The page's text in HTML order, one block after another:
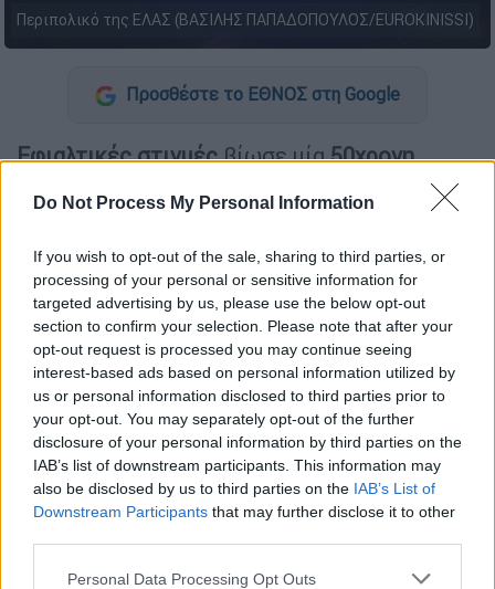
Do Not Process My Personal Information
If you wish to opt-out of the sale, sharing to third parties, or
processing of your personal or sensitive information for
targeted advertising by us, please use the below opt-out
section to confirm your selection. Please note that after your
opt-out request is processed you may continue seeing
interest-based ads based on personal information utilized by
us or personal information disclosed to third parties prior to
your opt-out. You may separately opt-out of the further
disclosure of your personal information by third parties on the
IAB’s list of downstream participants. This information may
also be disclosed by us to third parties on the IAB’s List of
Downstream Participants that may further disclose it to other
Please note that this website/app uses one or more Google
Personal Data Processing Opt Outs
Περιπολικό της ΕΛΑΣ (ΒΑΣΙΛΗΣ ΠΑΠΑΔΟΠΟΥΛΟΣ/EUROKINISSI)
Προσθέστε το ΕΘΝΟΣ στη Google
Εφιαλτικές στιγμέςβίωσε μία50χρονη
, όταν 32χρονος φέρεται
να πήγε στο σπίτι της καιαποπειράθηκε να
ισχυρίζεται. Η καταγγέλλουσα φαίνεται να
γνώριζετον άνδρα καθώς -όπως
ισχυρίζεται- τον είχε προσλάβει για μία
δουλειά και τον απέλυσε.
Το περιστατικό, σύμφωνα με την καταγγελία,
σημειώθηκε το απόγευμα όταν η γυναίκα
άκουσε θόρυβο στην αυλή της και βγήκε για
να διαπιστώσει τι συμβαίνει. Τότε, ο
32χρονοςτής επιτέθηκεκαιπροσπάθησε να
τη βιάσει.